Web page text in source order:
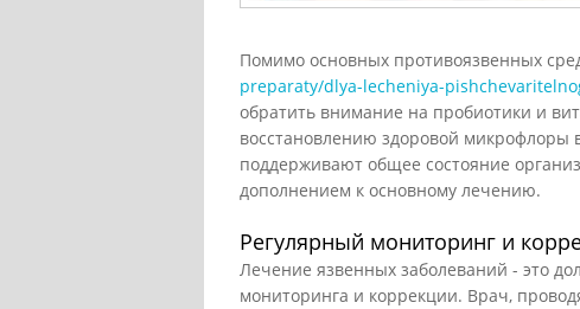
Помимо основных противоязвенных
preparaty/dlya-lecheniya-
обратить внимание на пробиотики и
восстановлению здоровой
поддерживают общее состояние
дополнением к основному лечению.
Регулярный мониторинг и
Лечение язвенных заболеваний - это
мониторинга и коррекции. Врач,